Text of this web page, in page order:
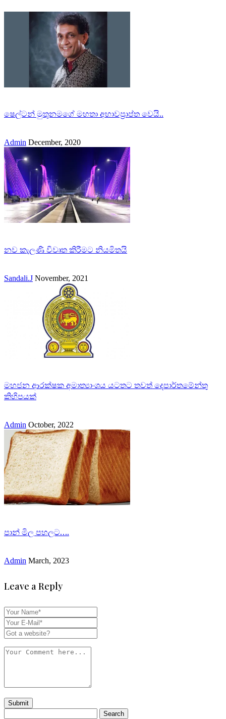
ෂෙල්ටන් මුතුනමගේ මහතා අභාවප්‍රාප්ත වෙයි..
Admin December, 2020
නව කැලණි විවෘත කිරීමට නියමිතයි
Sandali.J November, 2021
මහජන ආරක්ෂක අමාත්‍යාංශය යටතට තවත් දෙපාර්තමේන්තු
කිහිපයක්
Admin October, 2022
පාන් මිල පහලට….
Admin March, 2023
Leave a Reply